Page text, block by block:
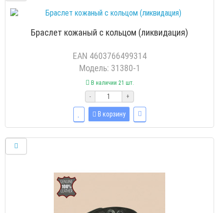
Браслет кожаный с кольцом (ликвидация)
EAN 4603766499314
Модель: 31380-1
В наличии 21 шт.
-
+
В корзину